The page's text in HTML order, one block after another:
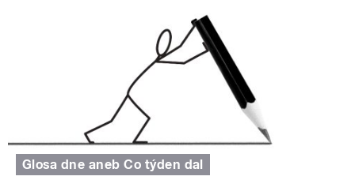
Glosa dne aneb Co týden dal